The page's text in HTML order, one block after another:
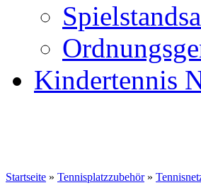
Kindertennis
Startseite » Tennisplatzzubehör»